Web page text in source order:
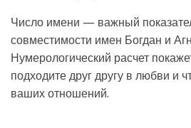
Число имени — важный
совместимости имен Богдан и
Нумерологический расчет
подходите друг другу в любви и
ваших отношений.